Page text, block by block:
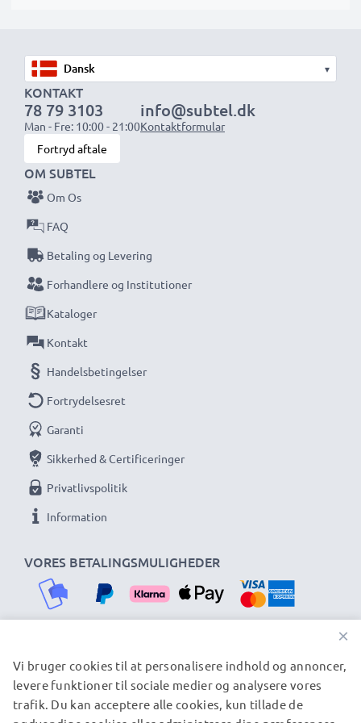
Vælg CELLONIC og gå aldrig på kompromis med
kvaliteten. Bestil nu!
▾
KONTAKT
78 79 3103
Man - Fre: 10:00 - 21:00
info@subtel.dk
Kontaktformular
Fortryd aftale
VORES BETALINGSMULIGHEDER
OM SUBTEL
Om Os
FAQ
Betaling og Levering
Forhandlere og Institutioner
Kataloger
Kontakt
Handelsbetingelser
Fortrydelsesret
Garanti
Sikkerhed & Certificeringer
Privatlivspolitik
Information
VORES FORSENDELSESPARTNERE
×
Vi bruger cookies til at personalisere indhold og annoncer,
levere funktioner til sociale medier og analysere vores
trafik. Du kan acceptere alle cookies, kun tillade de